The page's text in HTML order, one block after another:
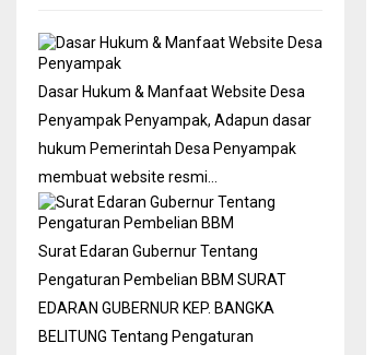
Dasar Hukum & Manfaat Website Desa
Penyampak Penyampak, Adapun dasar
hukum Pemerintah Desa Penyampak
membuat website resmi…
Surat Edaran Gubernur Tentang
Pengaturan Pembelian BBM SURAT
EDARAN GUBERNUR KEP. BANGKA
BELITUNG Tentang Pengaturan